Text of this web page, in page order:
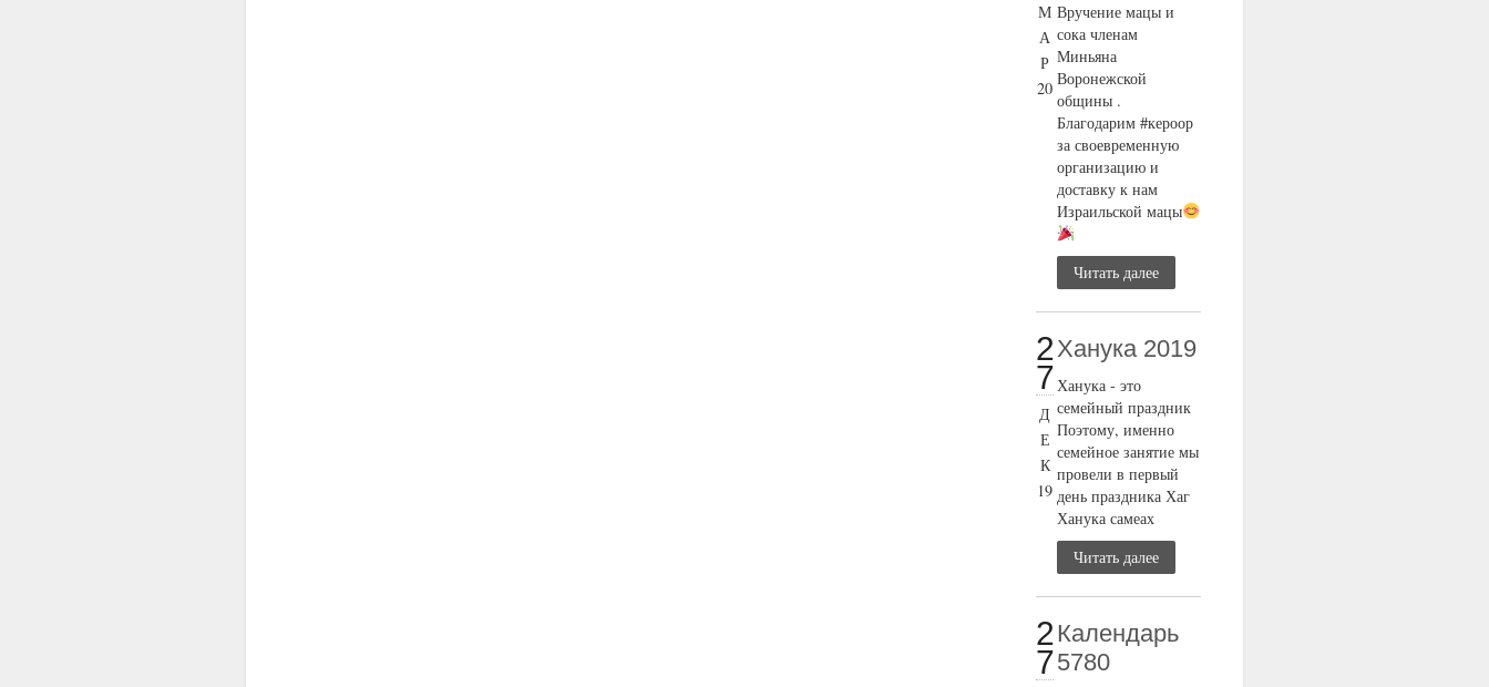
М
А
Р
20
Вручение мацы и
сока членам
Миньяна
Воронежской
общины .
Благодарим #кероор
за своевременную
организацию и
доставку к нам
Израильской мацы
Читать далее
2
7
Д
Е
К
19
Ханука 2019
Ханука - это
семейный праздник
Поэтому, именно
семейное занятие мы
провели в первый
день праздника Хаг
Ханука самеах
Читать далее
2
7
Календарь
5780